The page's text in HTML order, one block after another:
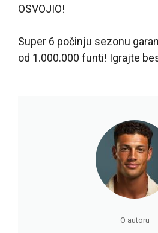
OSVOJIO!
Super 6 počinju sezonu
od 1.000.000 funti! Igrajte
O autoru